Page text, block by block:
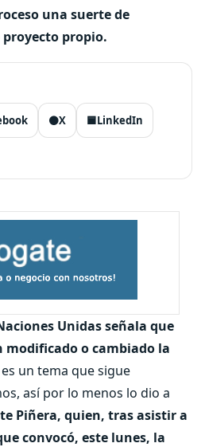
una suerte de
propio.
⚫X 🟦LinkedIn
Unidas señala que
modificado o cambiado la
un tema que sigue
así por lo menos lo dio a
Piñera, quien, tras asistir a
convocó, este lunes, la